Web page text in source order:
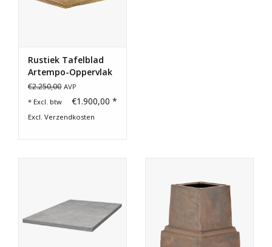
Rustiek Tafelblad
Artempo-Oppervlak
€2.250,00 AVP
€1.900,00 *
* Excl. btw
Excl. Verzendkosten